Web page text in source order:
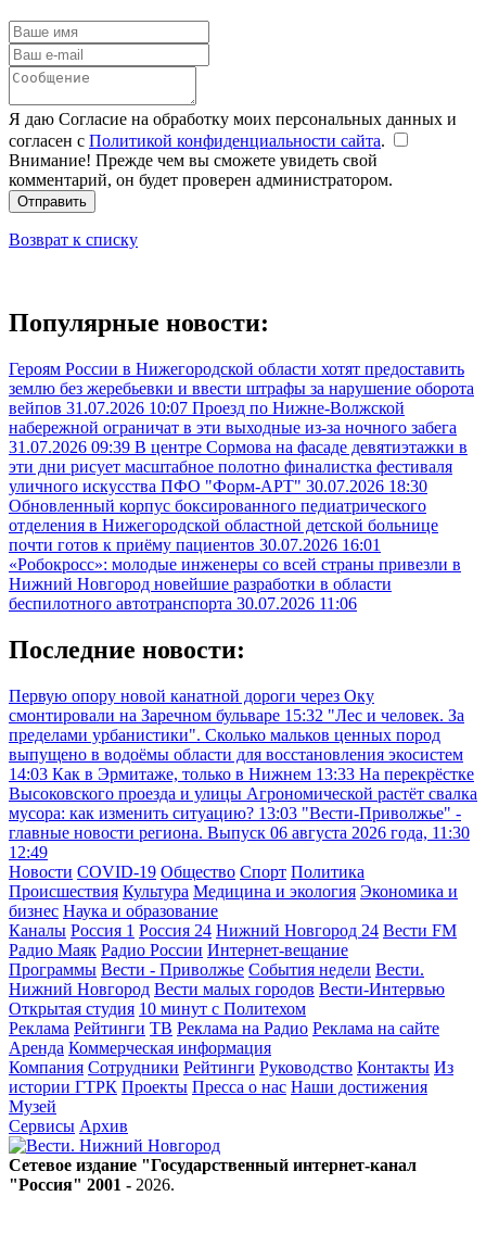
Я даю Согласие на обработку моих персональных данных и
согласен с Политикой конфиденциальности сайта.
Внимание! Прежде чем вы сможете увидеть свой
комментарий, он будет проверен администратором.
Отправить
Возврат к списку
Популярные новости:
Героям России в Нижегородской области хотят предоставить
землю без жеребьевки и ввести штрафы за нарушение оборота
вейпов 31.07.2026 10:07 Проезд по Нижне-Волжской
набережной ограничат в эти выходные из-за ночного забега
31.07.2026 09:39 В центре Сормова на фасаде девятиэтажки в
эти дни рисует масштабное полотно финалистка фестиваля
уличного искусства ПФО "Форм-АРТ" 30.07.2026 18:30
Обновленный корпус боксированного педиатрического
отделения в Нижегородской областной детской больнице
почти готов к приёму пациентов 30.07.2026 16:01
«Робокросс»: молодые инженеры со всей страны привезли в
Нижний Новгород новейшие разработки в области
беспилотного автотранспорта 30.07.2026 11:06
Последние новости:
Первую опору новой канатной дороги через Оку
смонтировали на Заречном бульваре 15:32 "Лес и человек. За
пределами урбанистики". Сколько мальков ценных пород
выпущено в водоёмы области для восстановления экосистем
14:03 Как в Эрмитаже, только в Нижнем 13:33 На перекрёстке
Высоковского проезда и улицы Агрономической растёт свалка
мусора: как изменить ситуацию? 13:03 "Вести-Приволжье" -
главные новости региона. Выпуск 06 августа 2026 года, 11:30
12:49
Новости COVID-19 Общество Спорт Политика
Происшествия Культура Медицина и экология Экономика и
бизнес Наука и образование
Каналы Россия 1 Россия 24 Нижний Новгород 24 Вести FM
Радио Маяк Радио России Интернет-вещание
Программы Вести - Приволжье События недели Вести.
Нижний Новгород Вести малых городов Вести-Интервью
Открытая студия 10 минут с Политехом
Реклама Рейтинги ТВ Реклама на Радио Реклама на сайте
Аренда Коммерческая информация
Компания Сотрудники Рейтинги Руководство Контакты Из
истории ГТРК Проекты Пресса о нас Наши достижения
Музей
Сервисы Архив
Сетевое издание "Государственный интернет-канал
"Россия" 2001 - 2026.